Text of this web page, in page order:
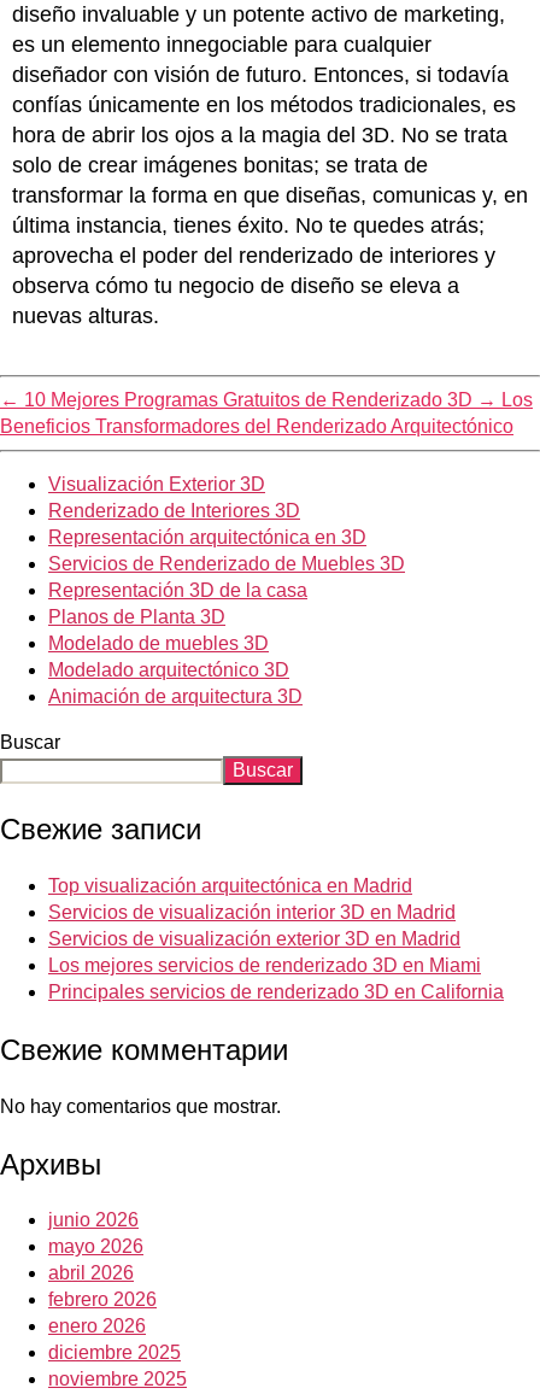
diseño invaluable y un potente activo de marketing,
es un elemento innegociable para cualquier
diseñador con visión de futuro. Entonces, si todavía
confías únicamente en los métodos tradicionales, es
hora de abrir los ojos a la magia del 3D. No se trata
solo de crear imágenes bonitas; se trata de
transformar la forma en que diseñas, comunicas y, en
última instancia, tienes éxito. No te quedes atrás;
aprovecha el poder del renderizado de interiores y
observa cómo tu negocio de diseño se eleva a
nuevas alturas.
← 10 Mejores Programas Gratuitos de Renderizado 3D → Los
Beneficios Transformadores del Renderizado Arquitectónico
Visualización Exterior 3D
Renderizado de Interiores 3D
Representación arquitectónica en 3D
Servicios de Renderizado de Muebles 3D
Representación 3D de la casa
Planos de Planta 3D
Modelado de muebles 3D
Modelado arquitectónico 3D
Animación de arquitectura 3D
Buscar
Buscar
Свежие записи
Top visualización arquitectónica en Madrid
Servicios de visualización interior 3D en Madrid
Servicios de visualización exterior 3D en Madrid
Los mejores servicios de renderizado 3D en Miami
Principales servicios de renderizado 3D en California
Свежие комментарии
No hay comentarios que mostrar.
Архивы
junio 2026
mayo 2026
abril 2026
febrero 2026
enero 2026
diciembre 2025
noviembre 2025